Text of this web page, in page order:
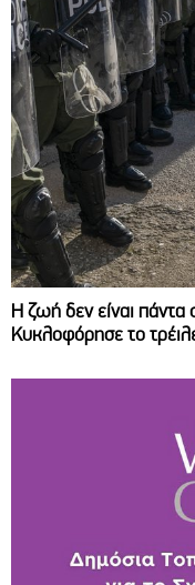
Η ζωή δεν είναι
Κυκλοφόρησε το